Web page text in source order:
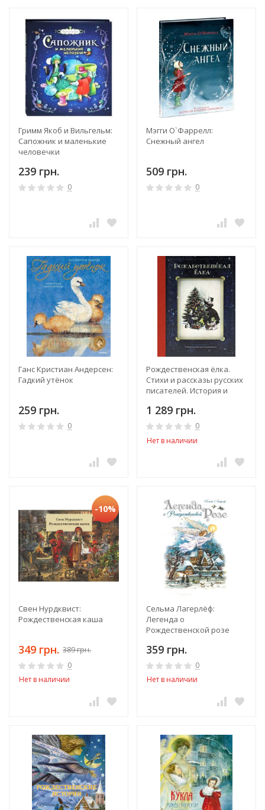
Гримм Якоб и Вильгельм:
Сапожник и маленькие
человечки
239 грн.
0
Мэгги О`Фаррелл:
Снежный ангел
509 грн.
0
Ганс Кристиан Андерсен:
Гадкий утёнок
259 грн.
0
Рождественская ёлка.
Стихи и рассказы русских
писателей. История и
1 289 грн.
0
Нет в наличии
-10%
Свен Нурдквист:
Рождественская каша
349 грн. 389 грн.
0
Нет в наличии
Сельма Лагерлёф:
Легенда о
Рождественской розе
359 грн.
0
Нет в наличии